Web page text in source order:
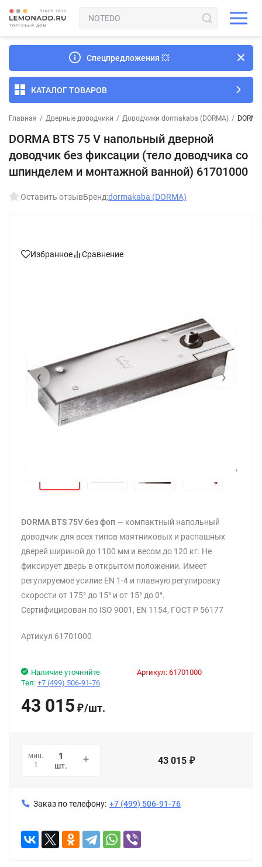
Спецпредложения 💥
КАТАЛОГ ТОВАРОВ
Главная / Дверные доводчики / Доводчики dormakaba (DORMA) /
DORMA BTS 75 V напольный дверной
доводчик без фиксации (тело доводчика со
шпинделем и монтажной ванной) 61701000
Оставить отзывБренд:dormakaba (DORMA)
Избранное Сравнение
‹ ›
›
DORMA BTS 75V без фоп — компактный напольный
доводчик для всех типов маятниковых и распашных
дверей шириной до 1100 мм и весом до 120 кг. Не
фиксирует дверь в открытом положении. Имеет
регулируемое усилие EN 1-4 и плавную регулировку
скорости от 175° до 15° и от 15° до 0°.
Сертифицирован по ISO 9001, EN 1154, ГОСТ Р 56177
Артикул 61701000
Артикул: 61701000
Наличие уточняйте
Тел: +7 (499) 506-91-76
43 015 ₽/шт.
мин.
1
шт. 43 015 ₽
Заказ по телефону: +7 (499) 506-91-76